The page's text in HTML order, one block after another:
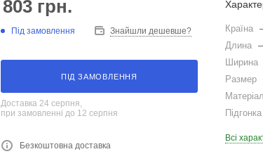
803 грн.
Під замовлення Знайшли дешевше?
ПІД ЗАМОВЛЕННЯ
Доставка 24 серпня,
при замовленні до 12 серпня
Безкоштовна доставка
Країна
Длина
Ширина
Размер
Матеріал
Всі